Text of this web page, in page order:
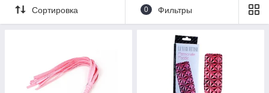
делают контакт безопасным для кожи, а дизайн варьируется
от минималистичного до эффектного с элементами металла
экспериментов, так и для уверенных пользователей, помогая
создавать нужный ритм и визуальный акцент в комплекте.
Сортировка 0 Фильтры